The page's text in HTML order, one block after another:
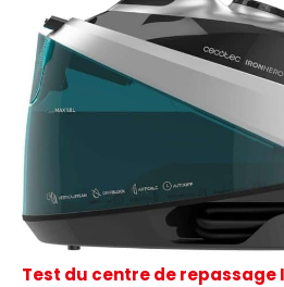
Test du centre de repassage